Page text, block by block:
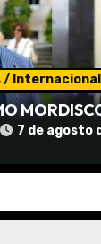
/
7 de agosto